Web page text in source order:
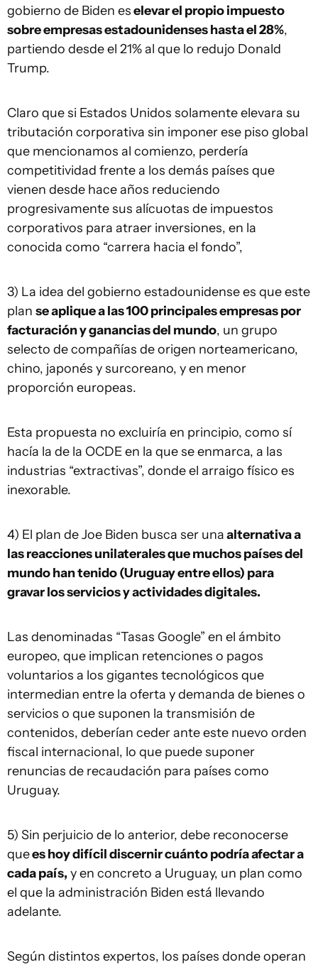
gobierno de Biden eselevar el propio impuesto
sobre empresas estadounidenses hasta el 28%,
partiendo desde el 21% al que lo redujo Donald
Trump.
Claro que si Estados Unidos solamente elevara su
tributación corporativa sin imponer ese piso global
que mencionamos al comienzo, perdería
competitividad frente a los demás países que
vienen desde hace años reduciendo
progresivamente sus alícuotas de impuestos
corporativos para atraer inversiones, en la
conocida como “carrera hacia el fondo”,
3) La idea del gobierno estadounidense es que este
plan se aplique a las 100 principales empresas por
facturación y ganancias del mundo, un grupo
selecto de compañías de origen norteamericano,
chino, japonés y surcoreano, y en menor
proporción europeas.
Esta propuesta no excluiría en principio, como sí
hacía la de la OCDE en la que se enmarca, a las
industrias “extractivas”, donde el arraigo físico es
inexorable.
4) El plan de Joe Biden busca ser unaalternativa a
las reacciones unilaterales que muchos países del
mundo han tenido (Uruguay entre ellos) para
gravar los servicios y actividades digitales.
Las denominadas “Tasas Google” en el ámbito
europeo, que implican retenciones o pagos
voluntarios a los gigantes tecnológicos que
intermedian entre la oferta y demanda de bienes o
servicios o que suponen la transmisión de
contenidos, deberían ceder ante este nuevo orden
fiscal internacional, lo que puede suponer
renuncias de recaudación para países como
Uruguay.
5) Sin perjuicio de lo anterior, debe reconocerse
quees hoy difícil discernir cuánto podría afectar a
cada país, y en concreto a Uruguay, un plan como
el que la administración Biden está llevando
adelante.
Según distintos expertos, los países donde operan